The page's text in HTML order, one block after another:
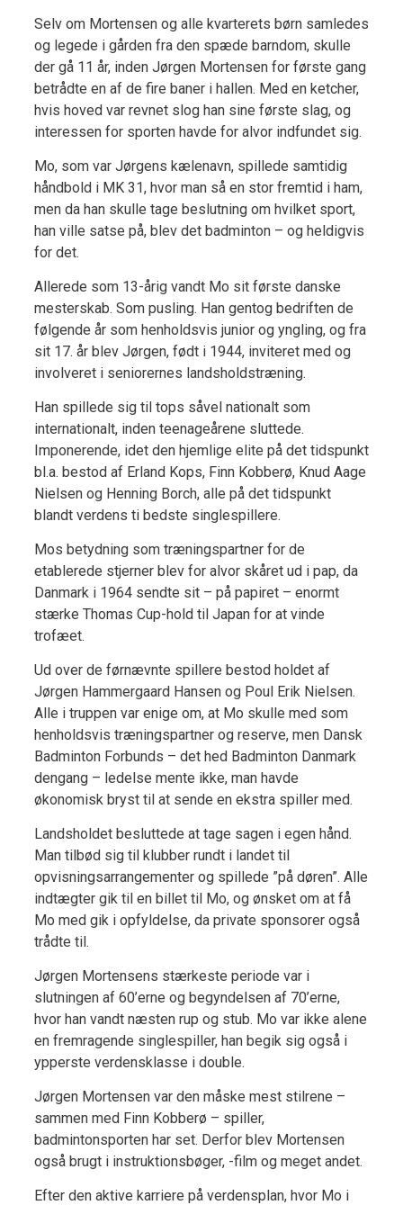
Selv om Mortensen og alle kvarterets børn samledes
og legede i gården fra den spæde barndom, skulle
der gå 11 år, inden Jørgen Mortensen for første gang
betrådte en af de fire baner i hallen. Med en ketcher,
hvis hoved var revnet slog han sine første slag, og
interessen for sporten havde for alvor indfundet sig.
Mo, som var Jørgens kælenavn, spillede samtidig
håndbold i MK 31, hvor man så en stor fremtid i ham,
men da han skulle tage beslutning om hvilket sport,
han ville satse på, blev det badminton – og heldigvis
for det.
Allerede som 13-årig vandt Mo sit første danske
mesterskab. Som pusling. Han gentog bedriften de
følgende år som henholdsvis junior og yngling, og fra
sit 17. år blev Jørgen, født i 1944, inviteret med og
involveret i seniorernes landsholdstræning.
Han spillede sig til tops såvel nationalt som
internationalt, inden teenageårene sluttede.
Imponerende, idet den hjemlige elite på det tidspunkt
bl.a. bestod af Erland Kops, Finn Kobberø, Knud Aage
Nielsen og Henning Borch, alle på det tidspunkt
blandt verdens ti bedste singlespillere.
Mos betydning som træningspartner for de
etablerede stjerner blev for alvor skåret ud i pap, da
Danmark i 1964 sendte sit – på papiret – enormt
stærke Thomas Cup-hold til Japan for at vinde
trofæet.
Ud over de førnævnte spillere bestod holdet af
Jørgen Hammergaard Hansen og Poul Erik Nielsen.
Alle i truppen var enige om, at Mo skulle med som
henholdsvis træningspartner og reserve, men Dansk
Badminton Forbunds – det hed Badminton Danmark
dengang – ledelse mente ikke, man havde
økonomisk bryst til at sende en ekstra spiller med.
Landsholdet besluttede at tage sagen i egen hånd.
Man tilbød sig til klubber rundt i landet til
opvisningsarrangementer og spillede ”på døren”. Alle
indtægter gik til en billet til Mo, og ønsket om at få
Mo med gik i opfyldelse, da private sponsorer også
trådte til.
Jørgen Mortensens stærkeste periode var i
slutningen af 60’erne og begyndelsen af 70’erne,
hvor han vandt næsten rup og stub. Mo var ikke alene
en fremragende singlespiller, han begik sig også i
ypperste verdensklasse i double.
Jørgen Mortensen var den måske mest stilrene –
sammen med Finn Kobberø – spiller,
badmintonsporten har set. Derfor blev Mortensen
også brugt i instruktionsbøger, -film og meget andet.
Efter den aktive karriere på verdensplan, hvor Mo i